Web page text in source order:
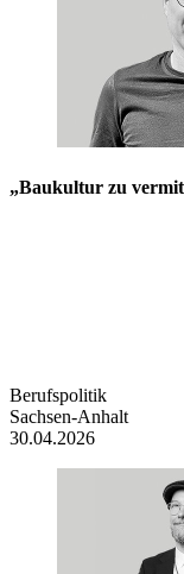
„Baukultur zu
Berufspolitik
Sachsen-Anhalt
30.04.2026